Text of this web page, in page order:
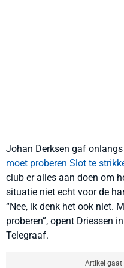
Johan Derksen gaf
moet proberen Slot te
club er alles aan doen om
situatie niet echt voor de
“Nee, ik denk het ook niet.
proberen”, opent Driessen
Telegraaf.
Artikel gaat